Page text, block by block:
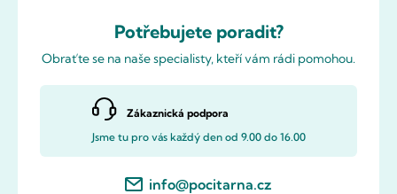
Potřebujete poradit?
Obraťte se na naše specialisty, kteří vám rádi pomohou.
Zákaznická podpora
Jsme tu pro vás každý den od 9.00 do 16.00
info@pocitarna.cz